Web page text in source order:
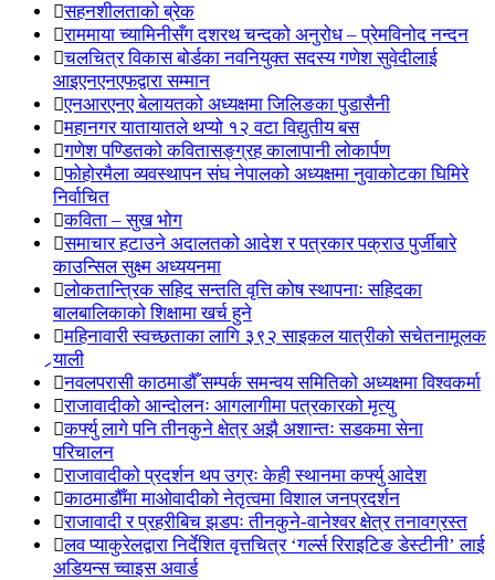
सहनशीलताको ब्रेक
राममाया च्यामिनीसँग दशरथ चन्दको अनुरोध – प्रेमविनोद नन्दन
चलचित्र विकास बोर्डका नवनियुक्त सदस्य गणेश सुवेदीलाई
आइएनएनएफद्वारा सम्मान
एनआरएनए बेलायतको अध्यक्षमा जिलिङका पुडासैनी
महानगर यातायातले थप्यो १२ वटा विद्युतीय बस
गणेश पण्डितको कवितासङ्ग्रह कालापानी लोकार्पण
फोहोरमैला व्यवस्थापन संघ नेपालको अध्यक्षमा नुवाकोटका घिमिरे
निर्वाचित
कविता – सुख भोग
समाचार हटाउने अदालतको आदेश र पत्रकार पक्राउ पुर्जीबारे
काउन्सिल सुक्ष्म अध्ययनमा
लोकतान्त्रिक सहिद सन्तति वृत्ति कोष स्थापनाः सहिदका
बालबालिकाको शिक्षामा खर्च हुने
महिनावारी स्वच्छताका लागि ३९२ साइकल यात्रीको सचेतनामूलक
र्‍याली
नवलपरासी काठमाडौँ सम्पर्क समन्वय समितिको अध्यक्षमा विश्वकर्मा
राजावादीको आन्दोलनः आगलागीमा पत्रकारको मृत्यु
कर्फ्यु लागे पनि तीनकुने क्षेत्र अझै अशान्तः सडकमा सेना
परिचालन
राजावादीको प्रदर्शन थप उग्रः केही स्थानमा कर्फ्यु आदेश
काठमाडौँमा माओवादीको नेतृत्वमा विशाल जनप्रदर्शन
राजावादी र प्रहरीबिच झडपः तीनकुने-वानेश्वर क्षेत्र तनावग्रस्त
लव प्याकुरेलद्वारा निर्देशित वृत्तचित्र ‘गर्ल्स रिराइटिङ डेस्टीनी’ लाई
अडियन्स च्वाइस अवार्ड